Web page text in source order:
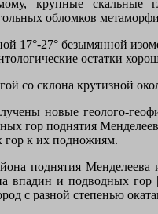
крупные
обломков
17°-27° безымянной
остатки
со склона крутизной
новые геолого-
гор поднятия
гор к их подножиям.
поднятия
впадин и подводных гор
с разной степенью